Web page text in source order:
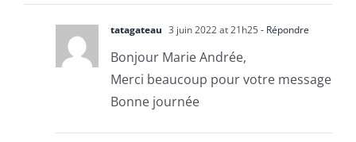
tatagateau 3 juin 2022 at 21h25- Répondre
Bonjour Marie Andrée,
Merci beaucoup pour votre message
Bonne journée